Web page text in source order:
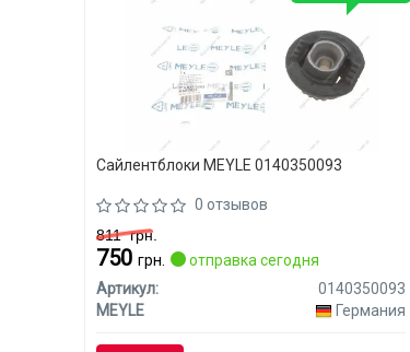
Сайлентблоки MEYLE 0140350093
0 отзывов
811грн.
750 грн.
отправка сегодня
Артикул:
0140350093
MEYLE
Германия